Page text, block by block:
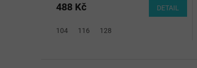
488 Kč DETAIL
104 116 128